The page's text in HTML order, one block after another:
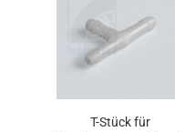
T-Stück für